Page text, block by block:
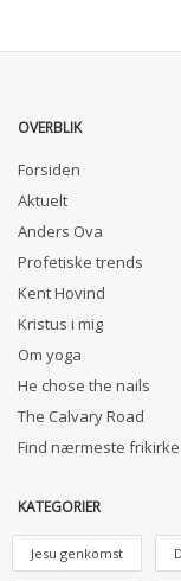
OVERBLIK
Forsiden
Aktuelt
Anders Ova
Profetiske trends
Kent Hovind
Kristus i mig
Om yoga
He chose the nails
The Calvary Road
Find nærmeste frikirke
KATEGORIER
Jesu genkomst